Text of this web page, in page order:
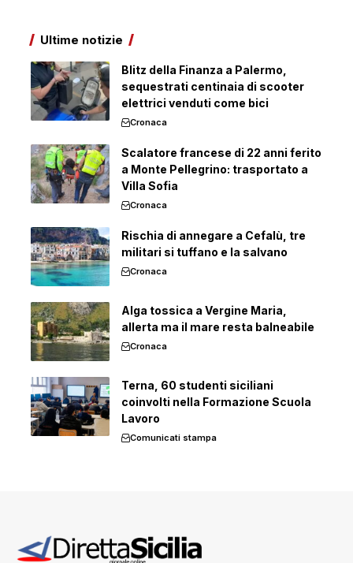
Ultime notizie
Blitz della Finanza a Palermo,
sequestrati centinaia di scooter
elettrici venduti come bici
Cronaca
Scalatore francese di 22 anni ferito
a Monte Pellegrino: trasportato a
Villa Sofia
Cronaca
Rischia di annegare a Cefalù, tre
militari si tuffano e la salvano
Cronaca
Alga tossica a Vergine Maria,
allerta ma il mare resta balneabile
Cronaca
Terna, 60 studenti siciliani
coinvolti nella Formazione Scuola
Lavoro
Comunicati stampa